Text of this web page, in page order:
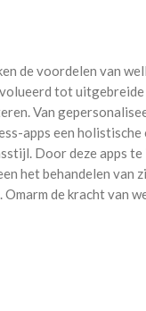
de voordelen van
tot
Van
apps een
Door deze apps
het behandelen van
de kracht van